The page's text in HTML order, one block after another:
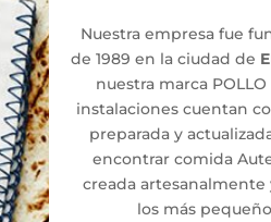
Nuestra empresa fue
de 1989 en la ciudad de
nuestra marca POLLO
instalaciones cuentan
preparada y
encontrar comida
creada
los más